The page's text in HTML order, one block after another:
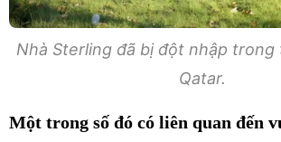
Nhà Sterling đã bị đột nhập trong
Qatar.
Một trong số đó có liên quan đến